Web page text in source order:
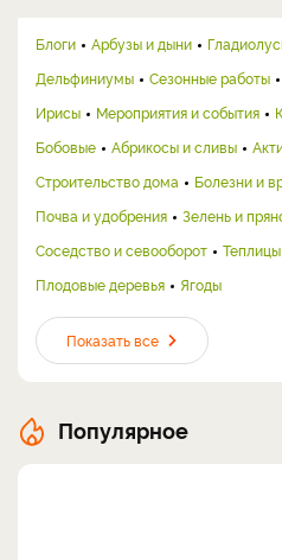
Блоги Арбузы и дыни
Дельфиниумы
Сезонные работы
Ирисы
Мероприятия и события
Бобовые
Абрикосы и сливы
Строительство дома
Болезни и
Почва и удобрения
Зелень и
Соседство и севооборот
Плодовые деревья
Ягоды
Показать все
Популярное